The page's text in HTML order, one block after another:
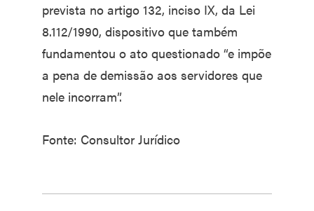
prevista no artigo 132, inciso IX, da Lei
8.112/1990, dispositivo que também
fundamentou o ato questionado “e impõe
a pena de demissão aos servidores que
nele incorram”.
Fonte: Consultor Jurídico